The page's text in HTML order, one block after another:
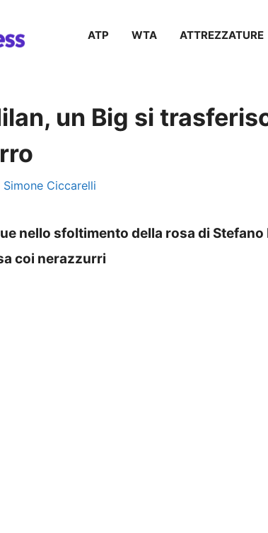
ATP WTA ATTREZZATURE
un Big si
Simone Ciccarelli
nello sfoltimento della rosa di
coi nerazzurri